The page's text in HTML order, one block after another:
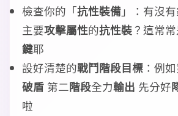
檢查你的「抗性裝備」：有沒
主要攻擊屬性的抗性裝？這常
鍵耶
設好清楚的戰鬥階段目標 ：例
破盾 第二階段全力輸出 先分好
啦